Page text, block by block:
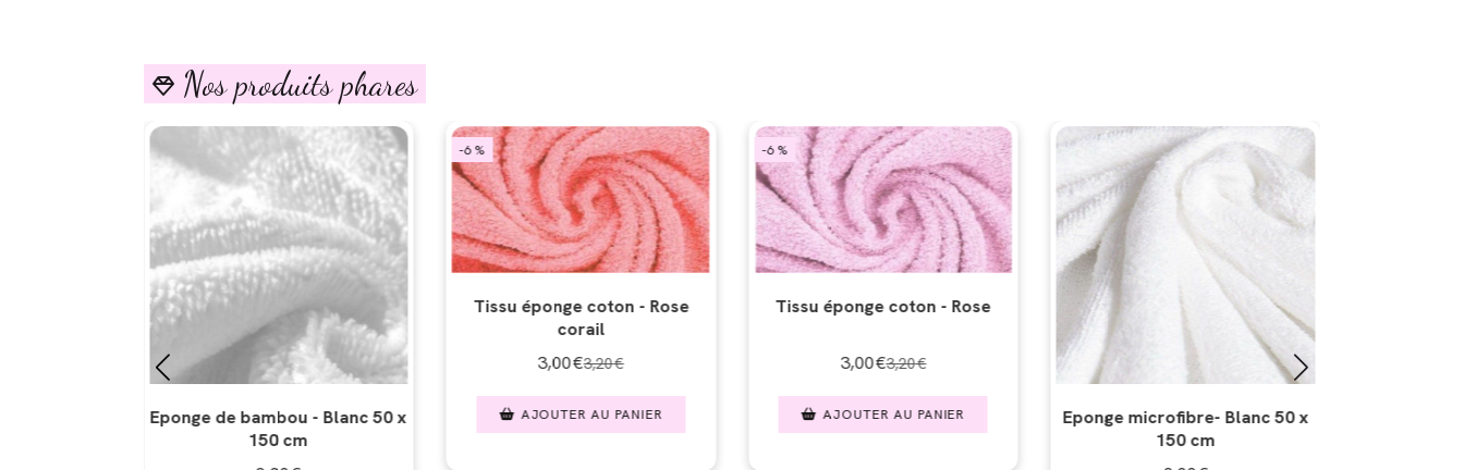
 Nos produits phares
Eponge de bambou - Blanc 50 x
150 cm
-6 %
Tissu éponge coton - Rose
corail
3,00€3,20€
AJOUTER AU PANIER
-6 %
Tissu éponge coton - Rose
3,00€3,20€
AJOUTER AU PANIER
Eponge microfibre- Blanc 50 x
150 cm